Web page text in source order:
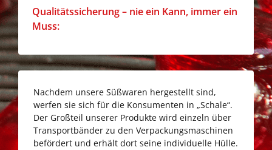
Go
to
–
nie
Kann,
immer
ein
Muss:
Qualitätssicherung – nie ein Kann, immer ein
Muss:
Nachdem unsere Süßwaren hergestellt sind,
werfen sie sich für die Konsumenten in „Schale“.
Der Großteil unserer Produkte wird einzeln über
Transportbänder zu den Verpackungsmaschinen
befördert und erhält dort seine individuelle Hülle.